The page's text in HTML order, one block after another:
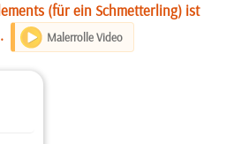
(für ein Schmetterling) ist
Malerrolle Video